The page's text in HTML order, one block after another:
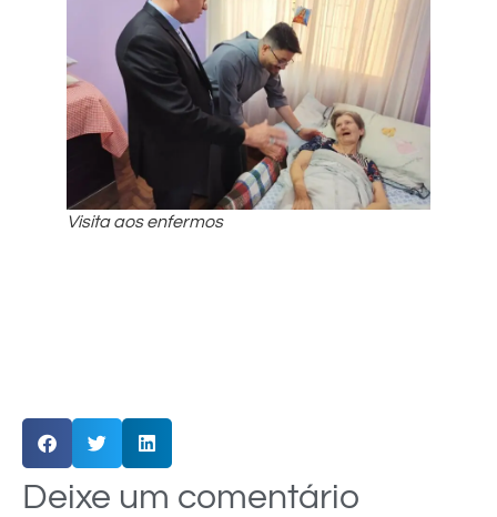
Visita aos enfermos
Deixe um comentário